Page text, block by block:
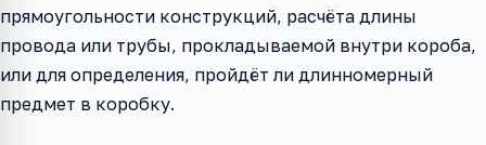
прямоугольности конструкций, расчёта длины
провода или трубы, прокладываемой внутри короба,
или для определения, пройдёт ли длинномерный
предмет в коробку.